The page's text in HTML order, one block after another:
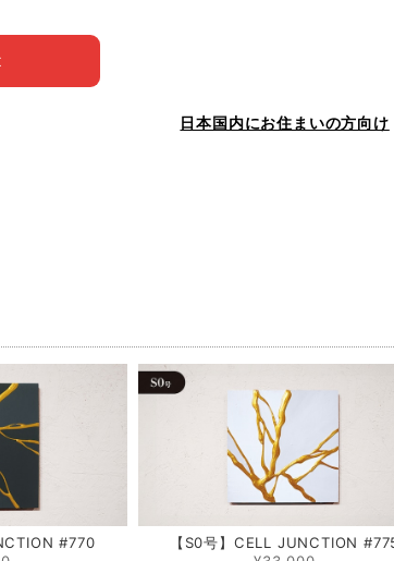
日本国内にお住まいの方向け
#770
【S0号】CELL JUNCTION